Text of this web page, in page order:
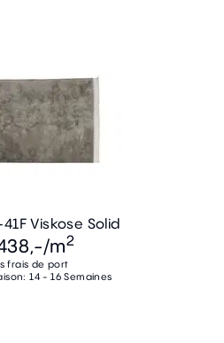
41F Viskose Solid
/m2
frais de port
14 - 16 Semaines